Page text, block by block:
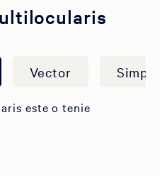
Vector
este o tenie